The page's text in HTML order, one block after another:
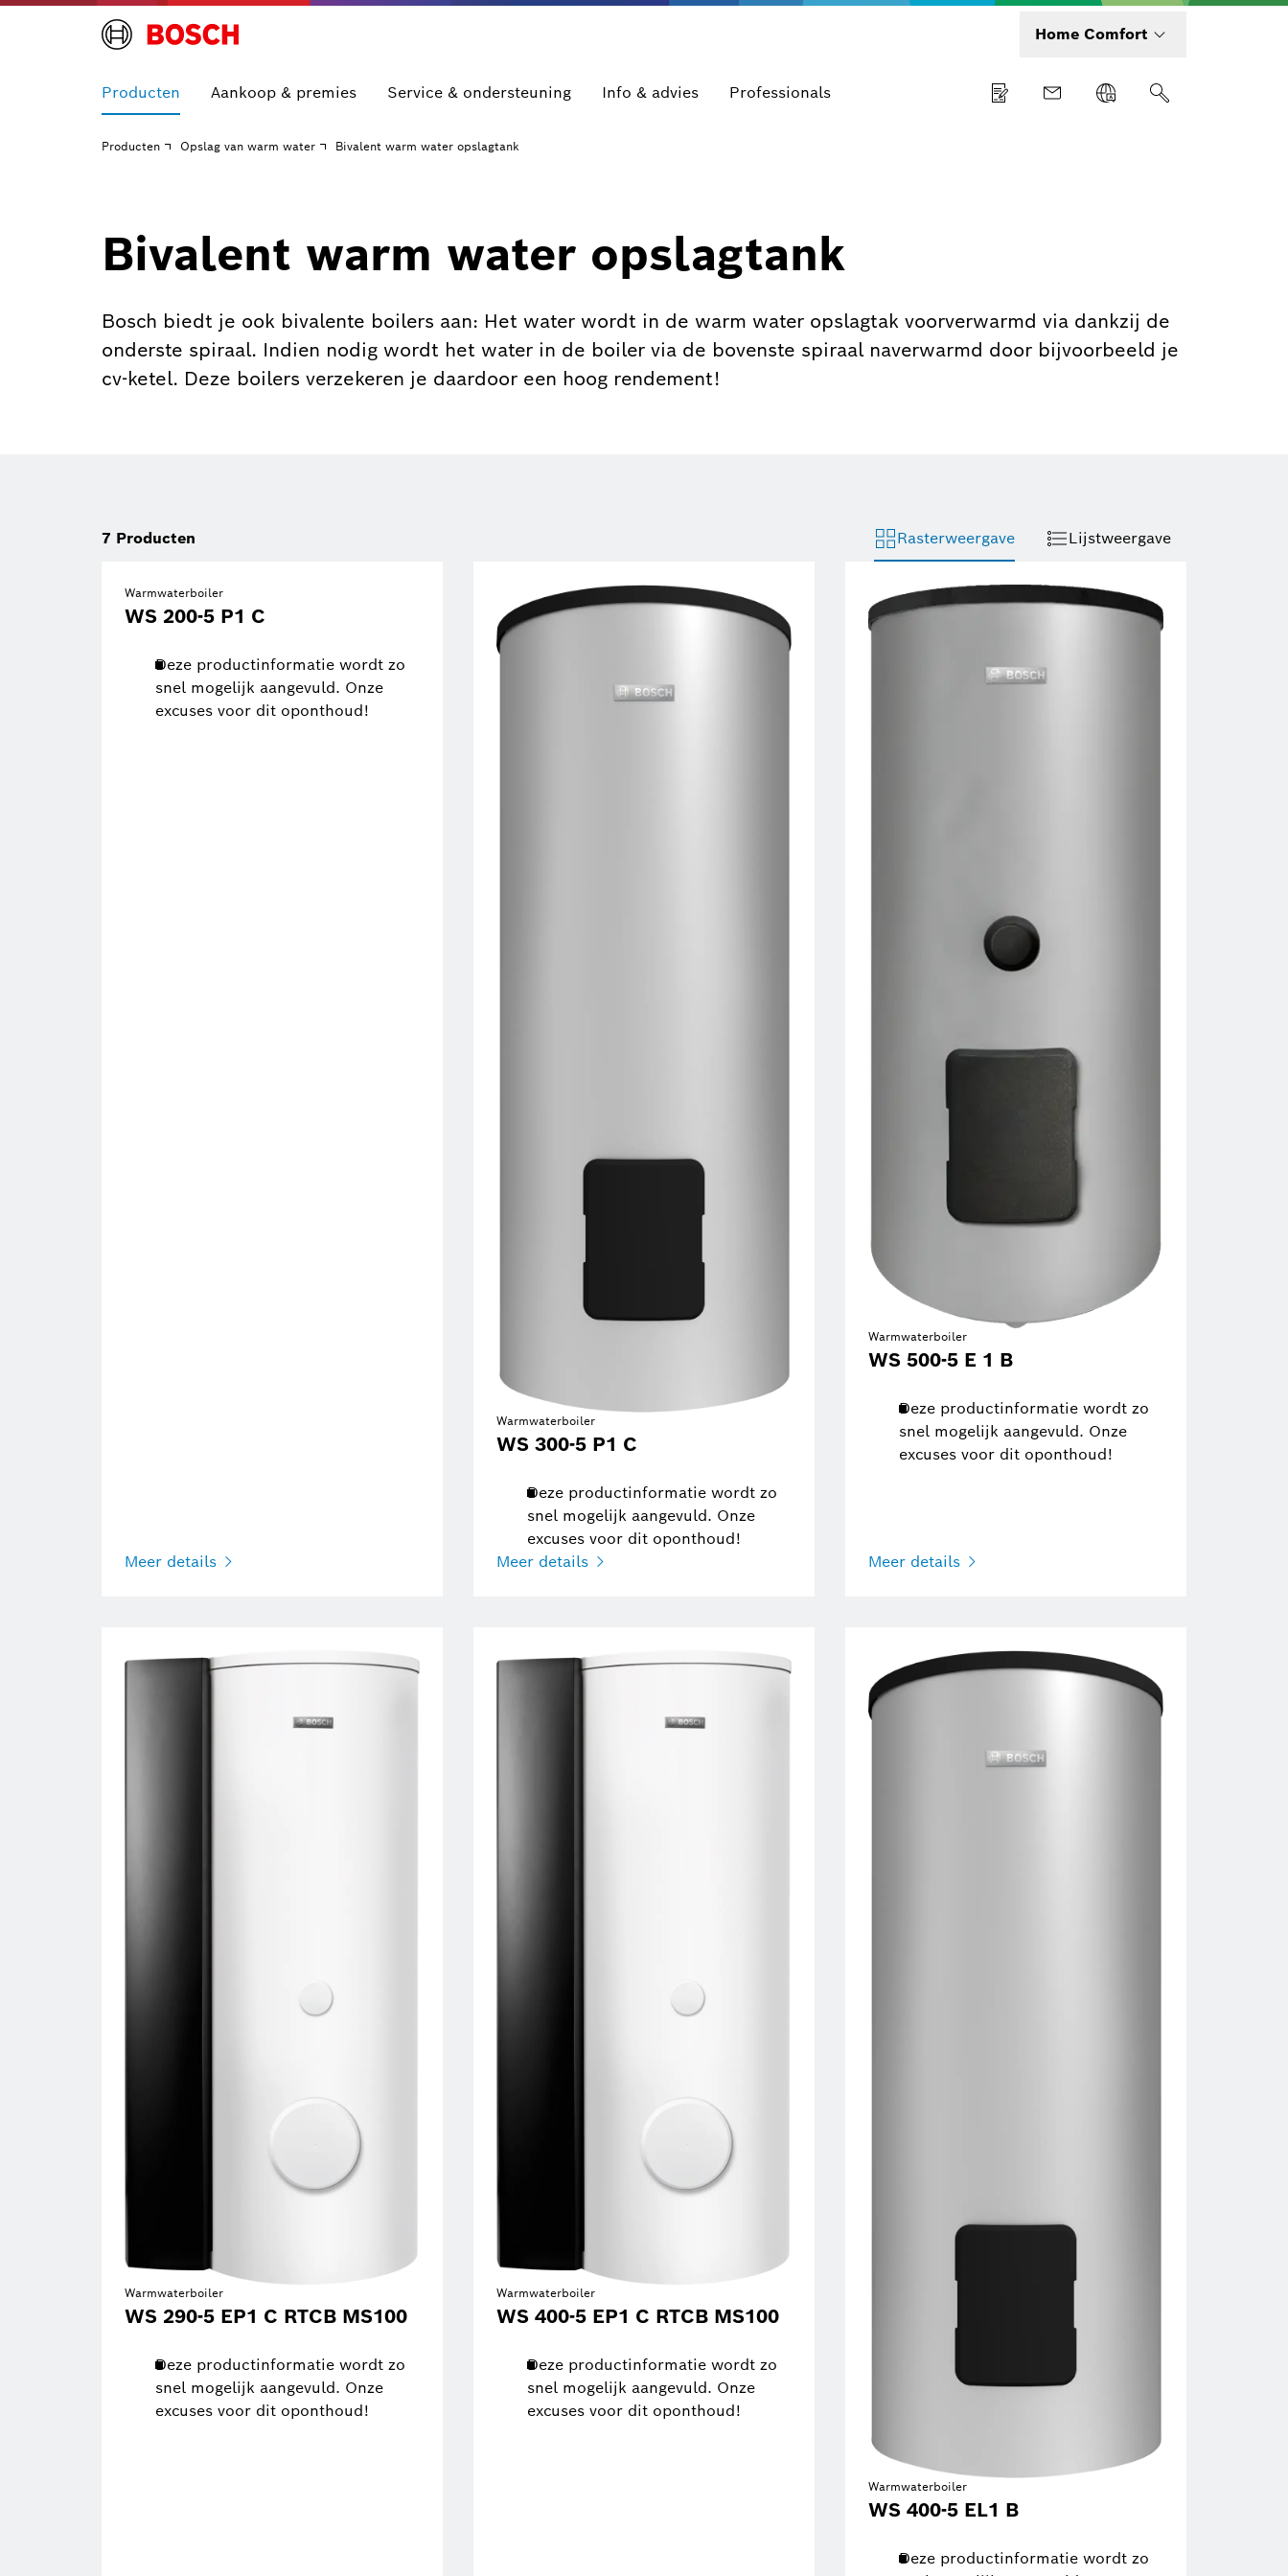
Home Comfort
Producten Aankoop & premies Service & ondersteuning Info & advies Professionals
Producten Opslag van warm water Bivalent warm water opslagtank
Bivalent warm water opslagtank
Bosch biedt je ook bivalente boilers aan: Het water wordt in de warm water opslagtak voorverwarmd via dankzij de
onderste spiraal. Indien nodig wordt het water in de boiler via de bovenste spiraal naverwarmd door bijvoorbeeld je
cv-ketel. Deze boilers verzekeren je daardoor een hoog rendement!
7 Producten Rasterweergave Lijstweergave
Warmwaterboiler
WS 200-5 P1 C
Deze productinformatie wordt zo
snel mogelijk aangevuld. Onze
excuses voor dit oponthoud!
Meer details
Warmwaterboiler
WS 300-5 P1 C
Deze productinformatie wordt zo
snel mogelijk aangevuld. Onze
excuses voor dit oponthoud!
Meer details
Warmwaterboiler
WS 500-5 E 1 B
Deze productinformatie wordt zo
snel mogelijk aangevuld. Onze
excuses voor dit oponthoud!
Meer details
Warmwaterboiler
WS 290-5 EP1 C RTCB MS100
Deze productinformatie wordt zo
snel mogelijk aangevuld. Onze
excuses voor dit oponthoud!
Warmwaterboiler
WS 400-5 EP1 C RTCB MS100
Deze productinformatie wordt zo
snel mogelijk aangevuld. Onze
excuses voor dit oponthoud!
Warmwaterboiler
WS 400-5 EL1 B
Deze productinformatie wordt zo